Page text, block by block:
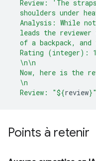
Review: 'The
shoulders under
Analysis: While
leads the reviewer
of a backpack, and
  Rating (integer): 1
  \n\n
Now, here is the
  \n
  Review: "
${review}
Points à retenir